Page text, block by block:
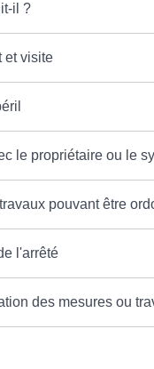
il ?
et visite
le propriétaire ou le
pouvant être
l'arrêté
des mesures ou